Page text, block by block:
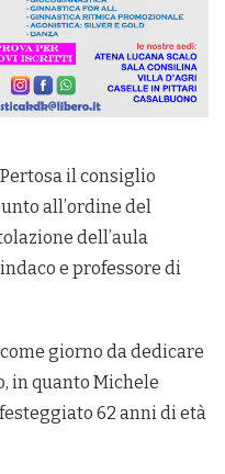
il consiglio
all’ordine del
dell’aula
e professore di
giorno da dedicare
in quanto Michele
62 anni di età